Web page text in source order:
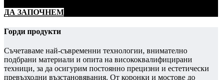
ДА ЗАПОЧНЕМ
Горди продукти
Съчетаваме най-съвременни технологии, внимателно
подбрани материали и опита на висококвалифицирани
техници, за да осигурим постоянно прецизни и естетически
превъзходни възстановявания. От коронки и мостове до